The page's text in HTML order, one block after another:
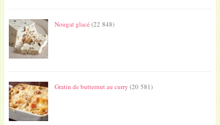
Nougat glacé(22 848)
Gratin de butternut au curry (20 581)